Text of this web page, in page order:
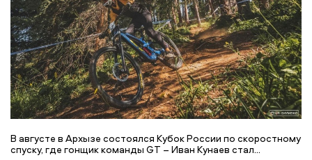
В августе в Архызе состоялся Кубок России по скоростному
спуску, где гонщик команды GT – Иван Кунаев стал...